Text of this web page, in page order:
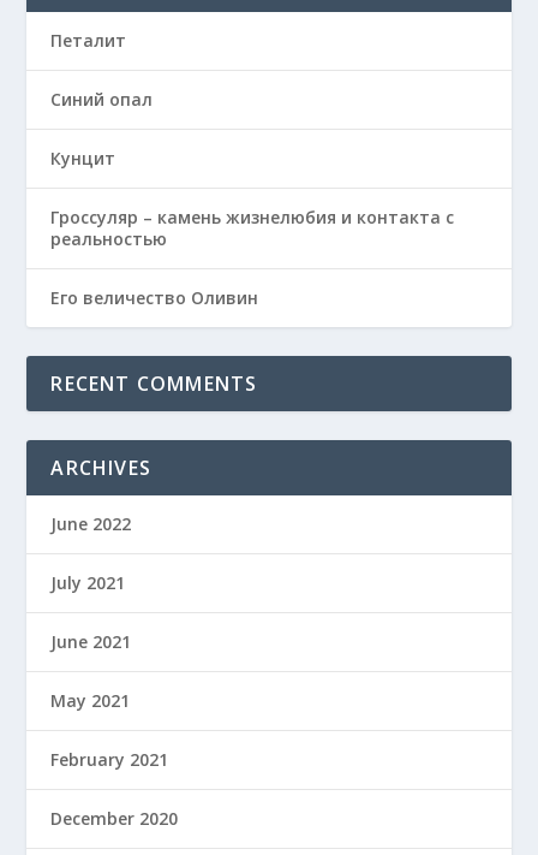
Петалит
Синий опал
Кунцит
Гроссуляр – камень жизнелюбия и контакта с
реальностью
Его величество Оливин
RECENT COMMENTS
ARCHIVES
June 2022
July 2021
June 2021
May 2021
February 2021
December 2020